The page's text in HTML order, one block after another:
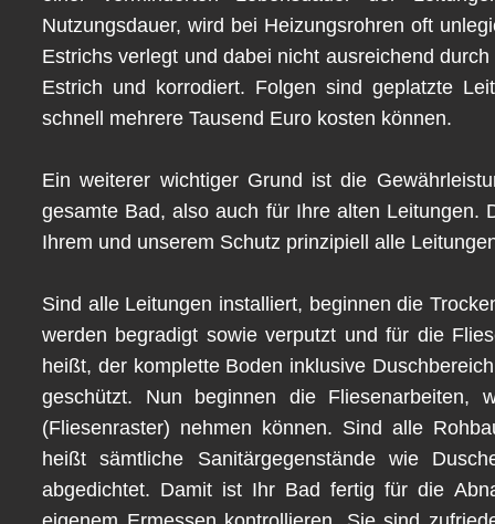
Nutzungsdauer, wird bei Heizungsrohren oft
Estrichs verlegt und dabei nicht ausreichend
Estrich und korrodiert. Folgen sind geplatzte
schnell mehrere Tausend Euro kosten können.
Ein weiterer wichtiger Grund ist die
gesamte Bad, also auch für Ihre alten Leitungen.
Ihrem und unserem Schutz prinzipiell alle
Sind alle Leitungen installiert, beginnen die
werden begradigt sowie verputzt und für die
heißt, der komplette Boden inklusive
geschützt. Nun beginnen die Fliesenarbeiten,
(Fliesenraster) nehmen können. Sind alle
heißt sämtliche Sanitärgegenstände wie
abgedichtet. Damit ist Ihr Bad fertig für die